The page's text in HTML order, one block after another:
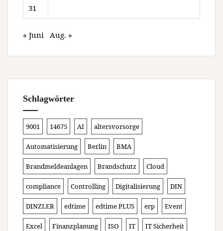
31
« Juni Aug. »
Schlagwörter
9001 14675 AI altersvorsorge
Automatisierung Berlin BMA
Brandmeldeanlagen Brandschutz Cloud
compliance Controlling Digitalisierung DIN
DINZLER edtime edtime PLUS erp Event
Excel Finanzplanung ISO IT IT Sicherheit